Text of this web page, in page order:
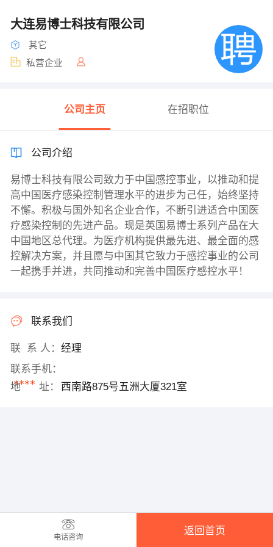
大连易博士科技有限公司
其它
私营企业
公司主页 在招职位
公司介绍
易博士科技有限公司致力于中国感控事业，以推动和提
高中国医疗感染控制管理水平的进步为己任，始终坚持
不懈。积极与国外知名企业合作，不断引进适合中国医
疗感染控制的先进产品。现是英国易博士系列产品在大
中国地区总代理。为医疗机构提供最先进、最全面的感
控解决方案，并且愿与中国其它致力于感控事业的公司
一起携手并进，共同推动和完善中国医疗感控水平！
联系我们
联 系 人： 经理
联系手机：
****
地 址： 西南路875号五洲大厦321室
电话咨询
返回首页